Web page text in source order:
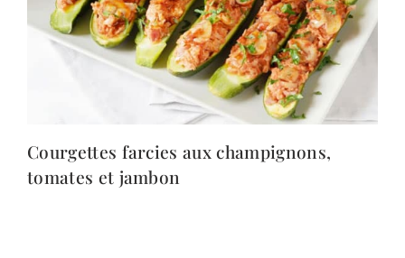
Courgettes farcies aux champignons,
tomates et jambon